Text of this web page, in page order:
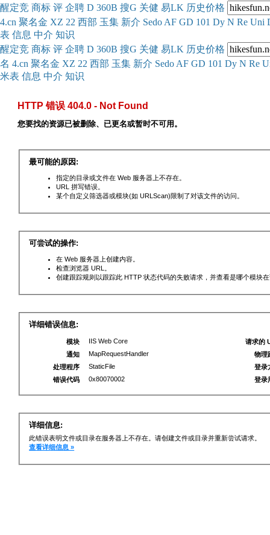
醒定竞 商标 评 企聘 D 360B 搜G 关健 易LK 历史价格
4.cn 聚名金 XZ 22 西部 玉集 新介 Sedo AF GD 101 Dy N Re Uni
表 信息 中介 知识